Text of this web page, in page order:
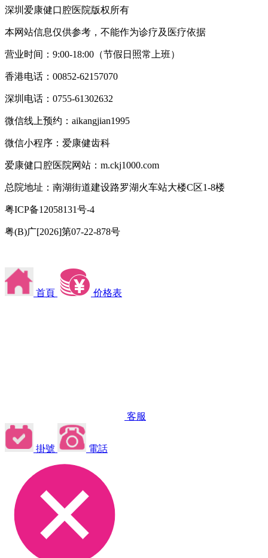
深圳爱康健口腔医院版权所有
本网站信息仅供参考，不能作为诊疗及医疗依据
营业时间：9:00-18:00（节假日照常上班）
香港电话：00852-62157070
深圳电话：0755-61302632
微信线上预约：aikangjian1995
微信小程序：爱康健齿科
爱康健口腔医院网站：m.ckj1000.com
总院地址：南湖街道建设路罗湖火车站大楼C区1-8楼
粤ICP备12058131号-4
粤(B)广[2026]第07-22-878号
首頁 价格表
客服
掛號 電話